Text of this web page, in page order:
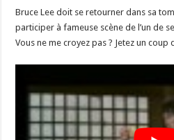
Bruce Lee doit se retourner dans sa
participer à fameuse scène de l’un de
Vous ne me croyez pas ? Jetez un coup